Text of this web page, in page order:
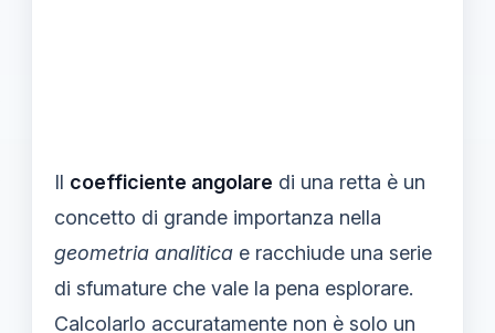
Il coefficiente angolare di una retta è un
concetto di grande importanza nella
geometria analitica e racchiude una serie
di sfumature che vale la pena esplorare.
Calcolarlo accuratamente non è solo un